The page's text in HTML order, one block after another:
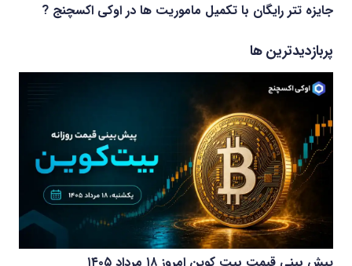
جایزه تتر رایگان با تکمیل ماموریت ها در اوکی اکسچنج ?
پربازدیدترین ها